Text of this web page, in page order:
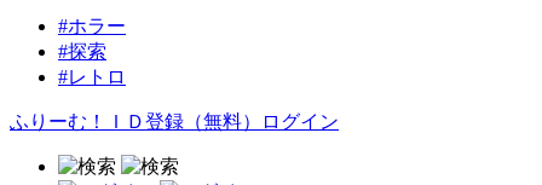
#ホラー
#探索
#レトロ
ふりーむ！ＩＤ登録（無料） ログイン